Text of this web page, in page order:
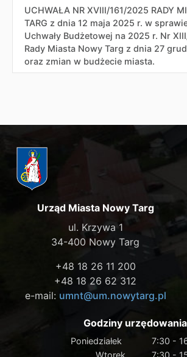
UCHWAŁA NR XVIII/161/2025 RADY
TARG z dnia 12 maja 2025 r. w
Uchwały Budżetowej na 2025 r. Nr
Rady Miasta Nowy Targ z dnia 27
oraz zmian w budżecie miasta.
Urząd Miasta Nowy Targ
ul. Krzywa 1
34-400 Nowy Targ
+48 18 26 11 200
+48 18 26 62 312
e-mail: umnt@um.nowytarg.pl
Godziny
Poniedziałek
7:30 -
Wtorek
7:30 -